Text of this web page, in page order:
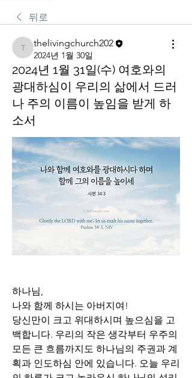
뒤로
thelivingchurch202
thelivingchurch202
2024년 1월 30일
2024년 1월 31일(수) 여호와의
광대하심이 우리의 삶에서 드러
나 주의 이름이 높임을 받게 하
소서
하나님,
나와 함께 하시는 아버지여!
당신만이 크고 위대하시며 높으심을 고
백합니다. 우리의 작은 생각부터 우주의
모든 큰 흐름까지도 하나님의 주권과 계
획과 인도하심 안에 있습니다. 오늘 우리